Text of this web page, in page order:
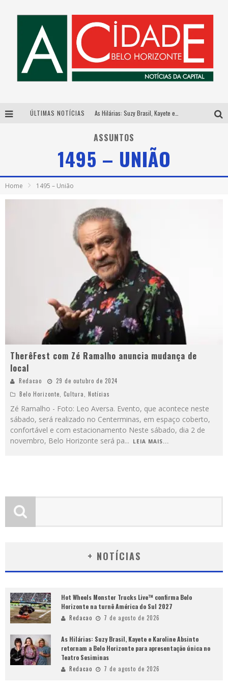
ÚLTIMAS NOTÍCIAS
Hot Wheels Monster Trucks Live™ confirma Belo Horizonte na turnê América do Sul 2027
ASSUNTOS
1495 – UNIÃO
Home 1495 – União
TherêFest com Zé Ramalho anuncia mudança de
local
Redacao
29 de outubro de 2024
Belo Horizonte, Cultura, Notícias
Zé Ramalho - Foto: Leo Aversa. Evento, que acontece neste
sábado, será realizado no Centerminas, em espaço coberto,
confortável e com estacionamento Neste sábado, dia 2 de
novembro, Belo Horizonte será pa... LEIA MAIS...
+ NOTÍCIAS
Hot Wheels Monster Trucks Live™ confirma Belo
Horizonte na turnê América do Sul 2027
Redacao 7 de agosto de 2026
As Hilárias: Suzy Brasil, Kayete e Karoline Absinto
retornam a Belo Horizonte para apresentação única no
Teatro Sesiminas
Redacao 7 de agosto de 2026